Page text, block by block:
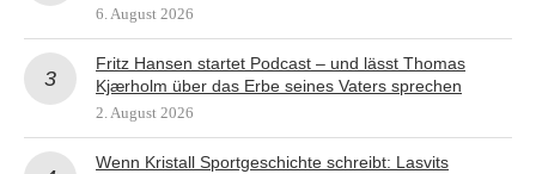
6. August 2026
Fritz Hansen startet Podcast – und lässt Thomas
Kjærholm über das Erbe seines Vaters sprechen
2. August 2026
Wenn Kristall Sportgeschichte schreibt: Lasvits